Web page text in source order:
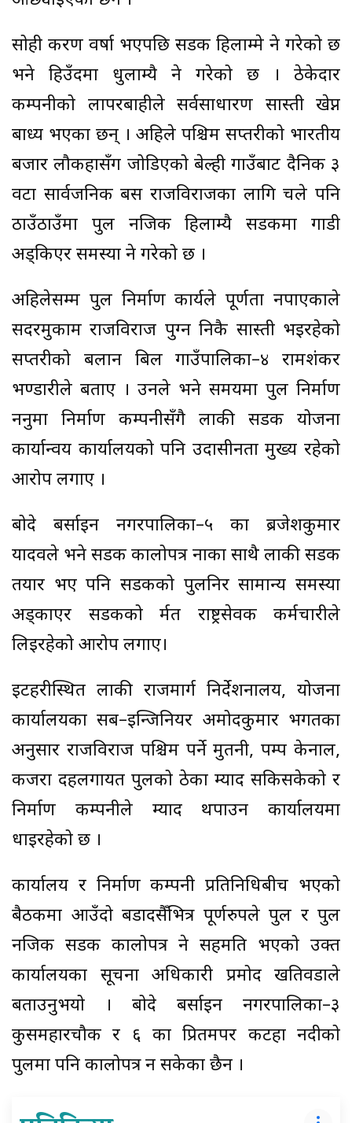
सोही करण वर्षा भएपछि सडक हिलाम्मे हुने गरेको छ
भने हिउँदमा धुलाम्यै हुने गरेको छ । ठेकेदार
कम्पनीको लापरबाहीले सर्वसाधारण सास्ती खेप्न
बाध्य भएका छन् । अहिले पश्चिम सप्तरीको भारतीय
बजार लौकहासँग जोडिएको बेल्ही गाउँबाट दैनिक ३
वटा सार्वजनिक बस राजविराजका लागि चले पनि
ठाउँठाउँमा पुल नजिक हिलाम्यै सडकमा गाडी
अड्किएर समस्या हुने गरेको छ ।
अहिलेसम्म पुल निर्माण कार्यले पूर्णता नपाएकाले
सदरमुकाम राजविराज पुग्न निकै सास्ती भइरहेको
सप्तरीको बलान बिहुल गाउँपालिका–४ रामशंकर
भण्डारीले बताए । उनले भने समयमा पुल निर्माण
नहुनुमा निर्माण कम्पनीसँगै हुलाकी सडक योजना
कार्यान्वय कार्यालयको पनि उदासीनता मुख्य रहेको
आरोप लगाए ।
बोदे बर्साइन नगरपालिका–५ का ब्रजेशकुमार
यादवले भने सडक कालोपत्र हुनाका साथै हुलाकी सडक
तयार भए पनि सडकको पुलनिर सामान्य समस्या
अड्काएर सडकको हुर्मत राष्ट्रसेवक कर्मचारीले
लिइरहेको आरोप लगाए।
इटहरीस्थित हुलाकी राजमार्ग निर्देशनालय, योजना
कार्यालयका सब–इन्जिनियर अमोदकुमार भगतका
अनुसार राजविराज पश्चिम पर्ने मुतनी, पम्प केनाल,
कजरा दहलगायत पुलको ठेका म्याद सकिसकेको र
निर्माण कम्पनीले म्याद थपाउन कार्यालयमा
धाइरहेको छ ।
कार्यालय र निर्माण कम्पनी प्रतिनिधिबीच भएको
बैठकमा आउँदो बडादसैँभित्र पूर्णरुपले पुल र पुल
नजिक सडक कालोपत्र हुने सहमति भएको उक्त
कार्यालयका सूचना अधिकारी प्रमोद खतिवडाले
बताउनुभयो । बोदे बर्साइन नगरपालिका–३
कुसमहारचौक र ६ का प्रितमपर कटहा नदीको
पुलमा पनि कालोपत्र हुन सकेका छैन ।